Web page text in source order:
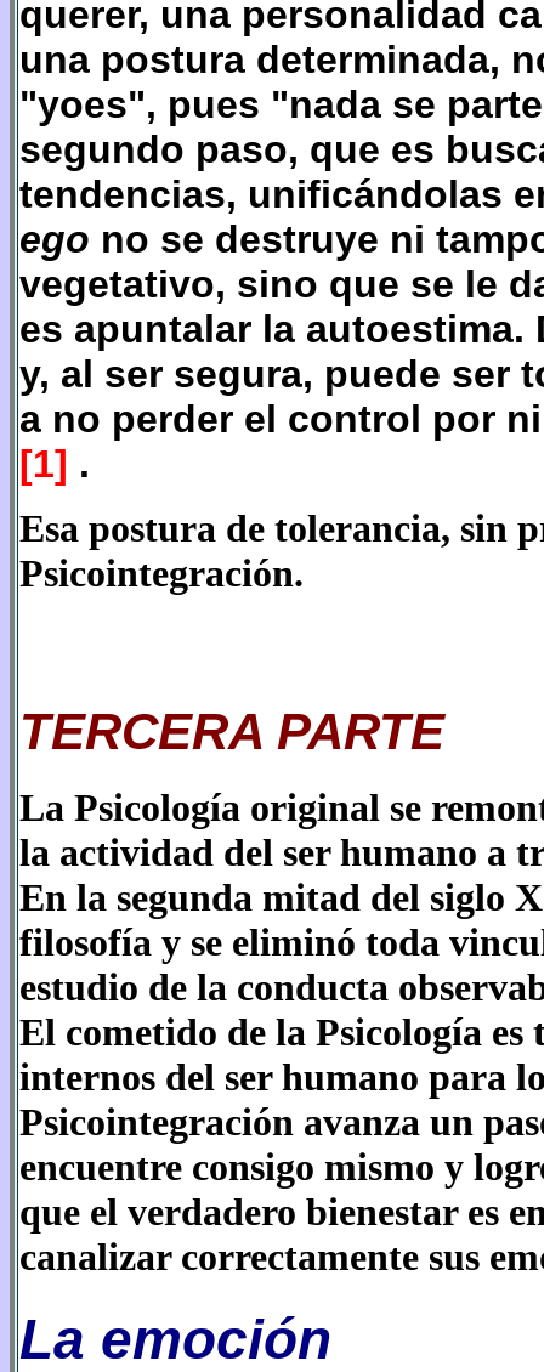
querer, una personalidad
una postura determinada,
"yoes", pues "nada se
segundo paso, que es
tendencias, unificándolas
ego no se destruye ni
vegetativo, sino que se le
es apuntalar la autoestima.
y, al ser segura, puede ser
a no perder el control por
[1] .
Esa postura de tolerancia, sin
Psicointegración.
TERCERA PARTE
La Psicología original se
la actividad del ser humano a
En la segunda mitad del siglo
filosofía y se eliminó toda
estudio de la conducta
El cometido de la Psicología
internos del ser humano para
Psicointegración avanza un
encuentre consigo mismo y
que el verdadero bienestar es
canalizar correctamente sus
La emoción